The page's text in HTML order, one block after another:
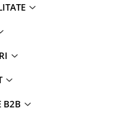
B2B